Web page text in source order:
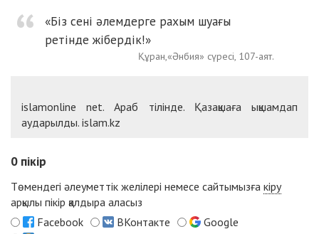
«Біз сені әлемдерге рахым шуағы
ретінде жібердік!»
Құран,«Әнбия» сүресі, 107-аят.
islamonline net. Араб тілінде. Қазақшаға ықшамдап
аударылды. islam.kz
0 пікір
Төмендегі әлеуметтік желілері немесе сайтымызға кіру
арқылы пікір қалдыра аласыз
Facebook
ВКонтакте
Google